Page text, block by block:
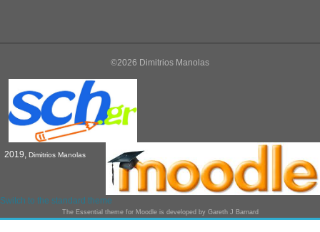
©2026 Dimitrios Manolas
2019, Dimitrios Manolas
Switch to the standard theme
The Essential theme for Moodle is developed by Gareth J Barnard